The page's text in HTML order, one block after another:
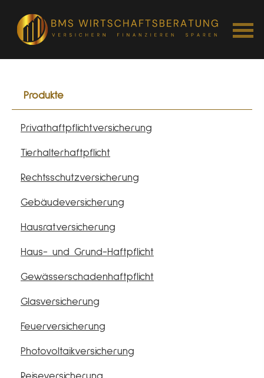
Produkte
Privathaftpflichtversicherung
Tierhalterhaftpflicht
Rechts­schutz­ver­si­che­rung
Ge­bäude­ver­si­che­rung
Haus­rat­ver­si­che­rung
Haus- und Grund-Haft­pflicht
Gewässerschadenhaftpflicht
Glasversicherung
Feuerversicherung
Photo­voltaik­ver­si­che­rung